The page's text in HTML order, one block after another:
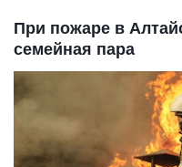
При пожаре в
семейная пара